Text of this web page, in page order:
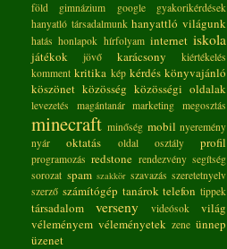
föld gimnázium google
gyakorikérdések
hanyatló társadalmunk hanyattló világunk
hatás honlapok hírfolyam internet iskola
játékok jövő karácsony
kiértékelés
komment kritika kép kérdés könyvajánló
köszönet közösség közösségi oldalak
levezetés magántanár marketing megosztás
minecraft minőség mobil nyeremény
nyár
oktatás oldal osztály profil
programozás redstone rendezvény segítség
sorozat spam szakkör szavazás szeretetnyelv
szerző számítógép tanárok telefon tippek
társadalom verseny videósok
világ
véleményem véleményetek zene ünnep
üzenet